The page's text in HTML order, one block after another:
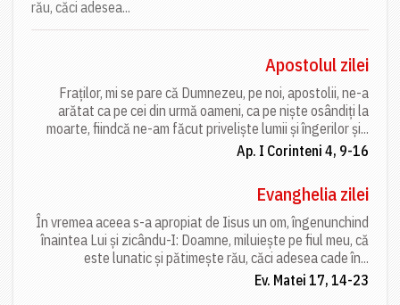
rău, căci adesea...
Apostolul zilei
Fraților, mi se pare că Dumnezeu, pe noi, apostolii, ne-a
arătat ca pe cei din urmă oameni, ca pe niște osândiți la
moarte, fiindcă ne-am făcut priveliște lumii și îngerilor și...
Ap. I Corinteni 4, 9-16
Evanghelia zilei
În vremea aceea s-a apropiat de Iisus un om, îngenunchind
înaintea Lui și zicându-I: Doamne, miluiește pe fiul meu, că
este lunatic și pătimește rău, căci adesea cade în...
Ev. Matei 17, 14-23